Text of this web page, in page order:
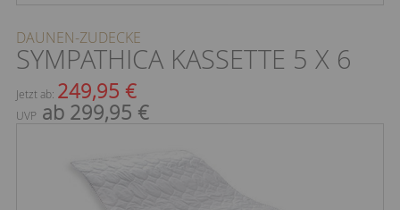
DAUNEN-ZUDECKE
SYMPATHICA KASSETTE 5 X 6
Jetzt ab: 249,95 €
UVP ab 299,95 €